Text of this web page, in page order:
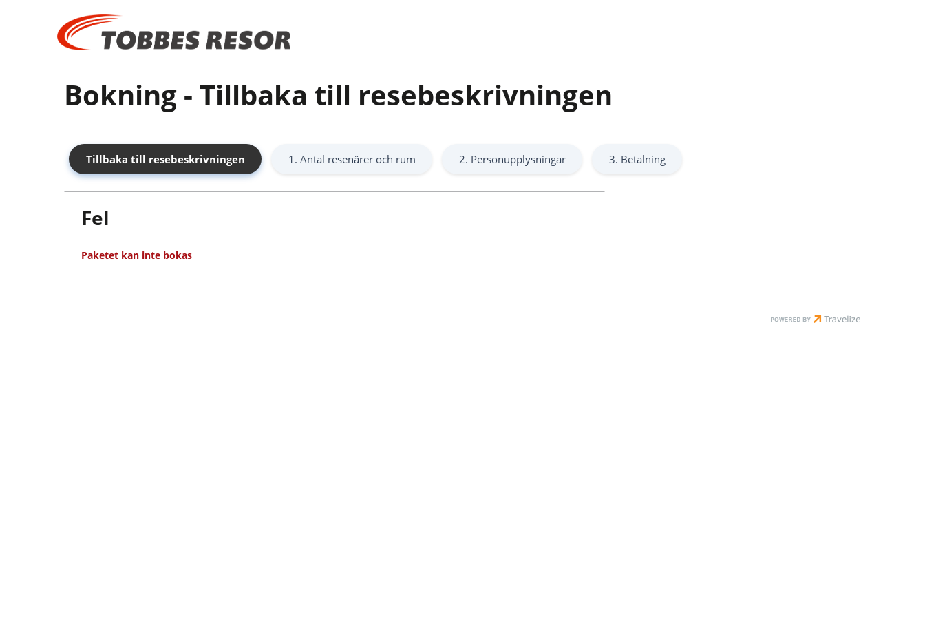
Bokning - Tillbaka till resebeskrivningen
Tillbaka till resebeskrivningen 1. Antal resenärer och rum 2. Personupplysningar 3. Betalning
Fel
Paketet kan inte bokas